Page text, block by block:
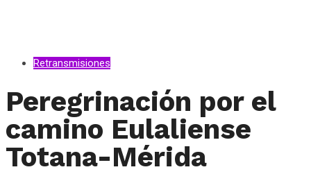
Retransmisiones
Peregrinación por el
camino Eulaliense
Totana-Mérida